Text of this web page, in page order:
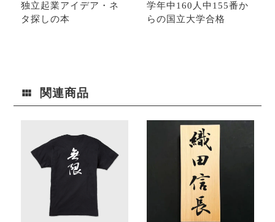
独立起業アイデア・ネ
タ探しの本
学年中160人中155番か
らの国立大学合格
関連商品